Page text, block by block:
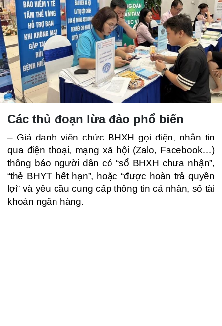
Các thủ đoạn lừa đảo phổ biến
– Giả danh viên chức BHXH gọi điện, nhắn tin
qua điện thoại, mạng xã hội (Zalo, Facebook…)
thông báo người dân có “sổ BHXH chưa nhận”,
“thẻ BHYT hết hạn”, hoặc “được hoàn trả quyền
lợi” và yêu cầu cung cấp thông tin cá nhân, số tài
khoản ngân hàng.